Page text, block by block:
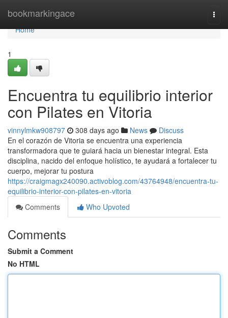
bookmarkingace
Home
Home
1
Encuentra tu equilibrio interior
con Pilates en Vitoria
vinnylmkw908797 308 days ago News
Discuss
En el corazón de Vitoria se encuentra una experiencia
transformadora que te guiará hacia un bienestar integral. Esta
disciplina, nacido del enfoque holístico, te ayudará a fortalecer tu
cuerpo, mejorar tu postura
https://craigmagx240090.activoblog.com/43764948/encuentra-tu-
equilibrio-interior-con-pilates-en-vitoria
Comments
Who Upvoted
Comments
Submit a Comment
No HTML